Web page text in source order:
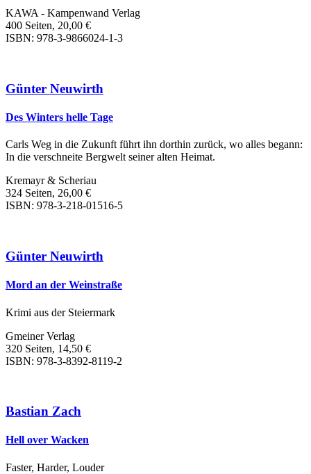
KAWA - Kampenwand Verlag
400 Seiten, 20,00 €
ISBN: 978-3-9866024-1-3
Günter Neuwirth
Des Winters helle Tage
Carls Weg in die Zukunft führt ihn dorthin zurück, wo alles begann:
In die verschneite Bergwelt seiner alten Heimat.
Kremayr & Scheriau
324 Seiten, 26,00 €
ISBN: 978-3-218-01516-5
Günter Neuwirth
Mord an der Weinstraße
Krimi aus der Steiermark
Gmeiner Verlag
320 Seiten, 14,50 €
ISBN: 978-3-8392-8119-2
Bastian Zach
Hell over Wacken
Faster, Harder, Louder